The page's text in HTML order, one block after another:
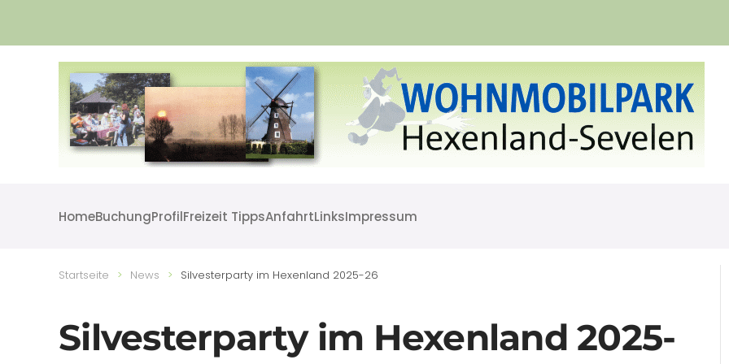
Skip to main content
HomeBuchungProfilFreizeit TippsAnfahrtLinksImpressum
Startseite News Silvesterparty im Hexenland 2025-26
Silvesterparty im Hexenland 2025-